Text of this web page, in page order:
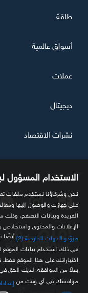
تابعنا
مصدرك الموثوق للمعلومة
طاقة
أسواق عالمية
عملات
ديجيتال
نشرات الاقتصاد
سياسة الخصوصية
الاستخدام المسؤول
نحن وشركاؤنا نستخدم ملفات
الفريدة وبيانات التصفح،
الإعلانات والمحتوى
مزوّدو الجهات الخارجية (2)
أيضًا
في ذلك استخدام بيانات الموقع
اختياراتك على هذا الموقع
بدلاً من الموافقة؛ لديك الحق
موافقتك في أي وقت من